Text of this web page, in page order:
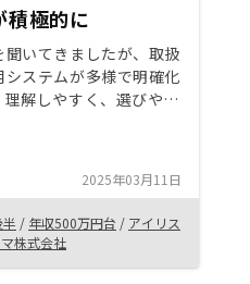
積極的に
聞いてきましたが、取扱
システムが多様で明確化
理解しやすく、選びやす
2025年03月11日
/ 年収500万円台 / アイリス
株式会社